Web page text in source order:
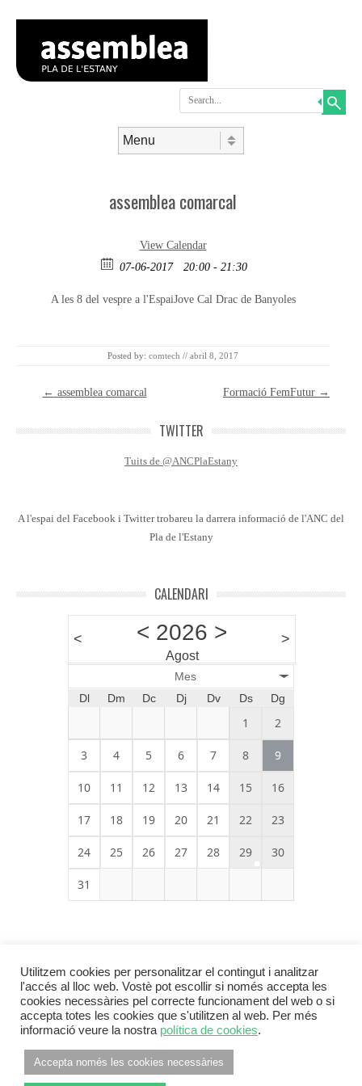
assemblea comarcal
View Calendar
07-06-2017
20:00 - 21:30
A les 8 del vespre a l'EspaiJove Cal Drac de Banyoles
Posted by: comtech // abril 8, 2017
Post navigation
← assemblea comarcal Formació FemFutur →
TWITTER
Tuits de @ANCPlaEstany
A l'espai del Facebook i Twitter trobareu la darrera informació de l'ANC del
Pla de l'Estany
CALENDARI
< < 2026 >
Agost
>
Mes
Dl
Dm Dc Dj Dv Ds Dg
1 2
3 4 5 6 7 8 9
10 11 12 13 14 15 16
17 18 19 20 21 22 23
24 25 26 27 28 29 30
31
POLÍTICA DE COOKIES
Utilitzem cookies per personalitzar el contingut i analitzar
l'accés al lloc web. Vostè pot escollir si només accepta les
cookies necessàries pel correcte funcionament del web o si
accepta totes les cookies que s'utilitzen al web. Per més
informació veure la nostra política de cookies.
Accepta només les cookies necessàries